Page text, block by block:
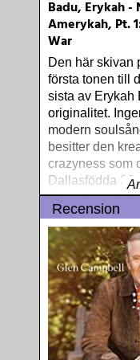
Badu, Erykah -
Amerykah, Pt.
War
Den här skivan
första tonen till
sista av Erykah
originalitet.
modern
besitter den
crazyness som
Dallasfödda
"New
Recension